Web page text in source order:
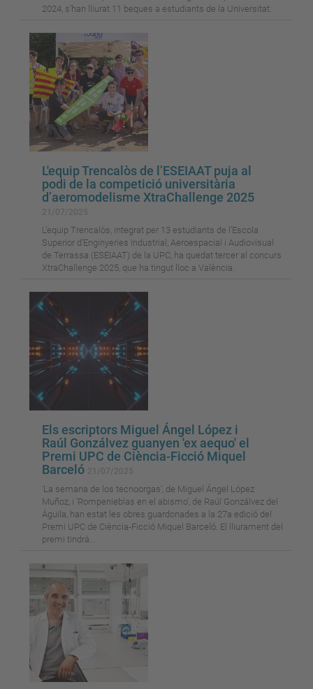
2024, s’han lliurat 11 beques a estudiants de la Universitat.
L'equip Trencalòs de l’ESEIAAT puja al
podi de la competició universitària
d’aeromodelisme XtraChallenge 2025
L’equip Trencalòs, integrat per 13 estudiants de l’Escola
Superior d’Enginyeries Industrial, Aeroespacial i Audiovisual
de Terrassa (ESEIAAT) de la UPC, ha quedat tercer al concurs
XtraChallenge 2025, que ha tingut lloc a València.
Els escriptors Miguel Ángel López i
Raúl Gonzálvez guanyen 'ex aequo' el
Premi UPC de Ciència-Ficció Miquel
Barceló
'La semana de los tecnoorgas', de Miguel Ángel López
Muñoz, i 'Rompenieblas en el abismo', de Raúl Gonzálvez del
Águila, han estat les obres guardonades a la 27a edició del
Premi UPC de Ciència-Ficció Miquel Barceló. El lliurament del
premi tindrà...